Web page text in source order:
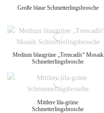
Große blaue Schmetterlingsbrosche
Medium blaugrüne „Trencadís“ Mosaik
Schmetterlingsbrosche
Mittlere lila-grüne
Schmetterlingsbrosche